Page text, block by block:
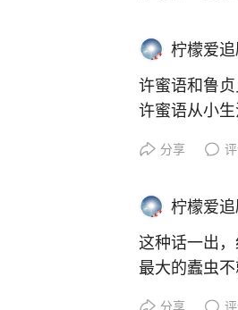
直到看到有
太多记不住
灵光做了个
这些想法以
享给朋友。
现在平台上
做旅行攻略
柠檬爱
许蜜语和鲁
许蜜语从小
而鲁贞贞从
更有竞争力
如果不是纪
许蜜语早就
分享
柠檬爱
这种话一出
最大的蠹虫
分享